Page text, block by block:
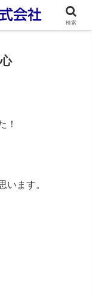
刷
！
います。
検索